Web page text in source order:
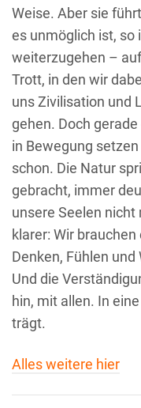
Weise. Aber sie
es unmöglich ist, so
weiterzugehen –
Trott, in den wir
uns Zivilisation und
gehen. Doch
in Bewegung
schon. Die Natur
gebracht, immer
unsere Seelen
klarer: Wir
Denken, Fühlen
Und die
hin, mit allen. In
trägt.
Alles weitere hier